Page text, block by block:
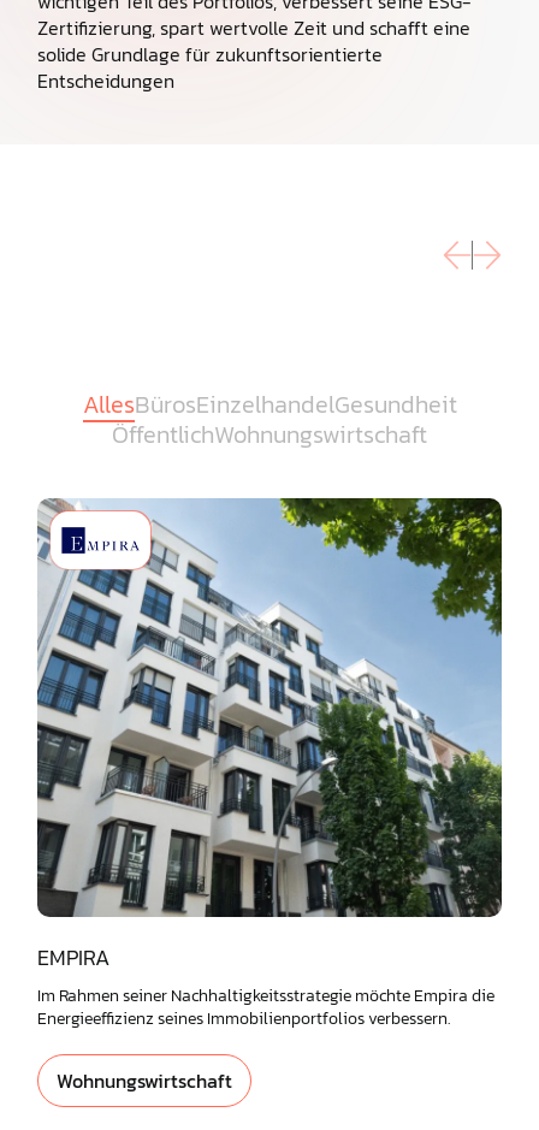
Zertifizierung, spart wertvolle Zeit und schafft eine
solide Grundlage für zukunftsorientierte
Entscheidungen
AllesBürosEinzelhandelGesundheit
ÖffentlichWohnungswirtschaft
EMPIRA
Im Rahmen seiner Nachhaltigkeitsstrategie möchte Empira die
Energieeffizienz seines Immobilienportfolios verbessern.
Wohnungswirtschaft